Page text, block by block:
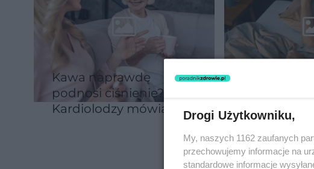
Kawa naprawdę
podnosi ciśnienie?
Kardiolodzy mówią,
Naukowcy
dwa
Drogi Użytkowniku,
My, naszych 1162 zaufanych
przechowujemy informacje na
standardowe informacje